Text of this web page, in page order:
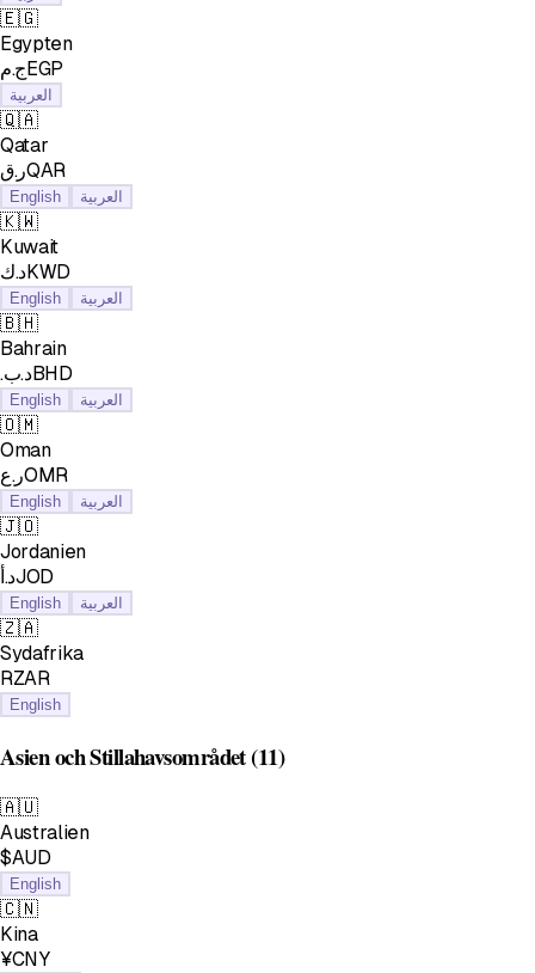
🇪🇬
Egypten
ج.مEGP
العربية
🇶🇦
Qatar
ر.قQAR
English العربية
🇰🇼
Kuwait
د.كKWD
English العربية
🇧🇭
Bahrain
.د.بBHD
English العربية
🇴🇲
Oman
ر.عOMR
English العربية
🇯🇴
Jordanien
د.أJOD
English العربية
🇿🇦
Sydafrika
RZAR
English
Asien och Stillahavsområdet(11)
🇦🇺
Australien
$AUD
English
🇨🇳
Kina
¥CNY